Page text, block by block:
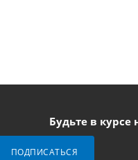
Будьте в
ПОДПИСАТЬСЯ